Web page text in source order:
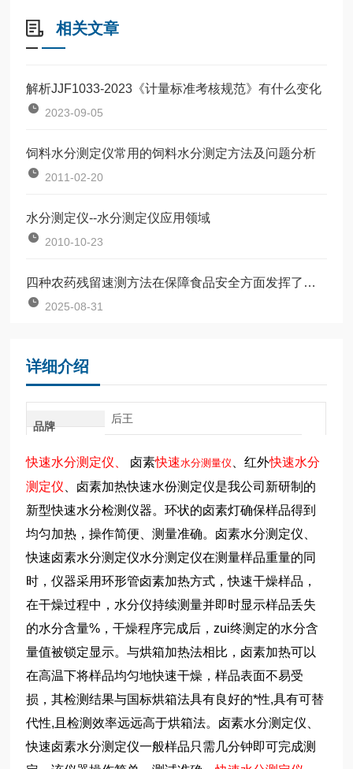
相关文章
解析JJF1033-2023《计量标准考核规范》有什么变化
2023-09-05
饲料水分测定仪常用的饲料水分测定方法及问题分析
2011-02-20
水分测定仪--水分测定仪应用领域
2010-10-23
四种农药残留速测方法在保障食品安全方面发挥了关键作用
2025-08-31
详细介绍
品牌
后王
快速水分测定仪、 卤素快速水分测量仪 、红外快速水分
测定仪 、卤素加热快速水份测定仪是我公司新研制的
新型快速水分检测仪器。环状的卤素灯确保样品得到
均匀加热，操作简便、测量准确。卤素水分测定仪、
快速卤素水分测定仪水分测定仪在测量样品重量的同
时，仪器采用环形管卤素加热方式，快速干燥样品，
在干燥过程中，水分仪持续测量并即时显示样品丢失
的水分含量%，干燥程序完成后，zui终测定的水分含
量值被锁定显示。与烘箱加热法相比，卤素加热可以
在高温下将样品均匀地快速干燥，样品表面不易受
损，其检测结果与国标烘箱法具有良好的*性,具有可替
代性,且检测效率远远高于烘箱法。卤素水分测定仪、
快速卤素水分测定仪一般样品只需几分钟即可完成测